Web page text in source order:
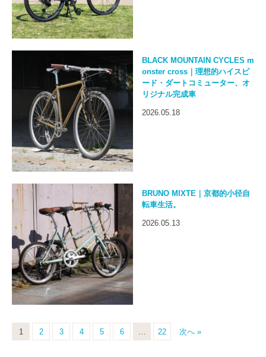
BLACK MOUNTAIN CYCLES m
onster cross｜理想的ハイスピ
ード・ダートコミューター、オ
リジナル完成車
2026.05.18
BRUNO MIXTE｜京都的小径自
転車生活。
2026.05.13
1 2 3 4 5 6 … 22 次へ »